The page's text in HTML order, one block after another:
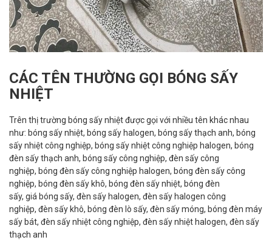
CÁC TÊN THƯỜNG GỌI BÓNG SẤY
NHIỆT
Trên thị trường bóng sấy nhiệt được gọi với nhiều tên khác nhau
như: bóng sấy nhiệt, bóng sấy halogen, bóng sấy thạch anh, bóng
sấy nhiệt công nghiệp, bóng sấy nhiệt công nghiệp halogen, bóng
đèn sấy thạch anh, bóng sấy công nghiệp, đèn sấy công
nghiệp, bóng đèn sấy công nghiệp halogen, bóng đèn sấy công
nghiệp, bóng đèn sấy khô, bóng đèn sấy nhiệt, bóng đèn
sấy, giá bóng sấy, đèn sấy halogen, đèn sấy halogen công
nghiệp, đèn sấy khô, bóng đèn lò sấy, đèn sấy móng, bóng đèn máy
sấy bát, đèn sấy nhiệt công nghiệp, đèn sấy nhiệt halogen, đèn sấy
thạch anh